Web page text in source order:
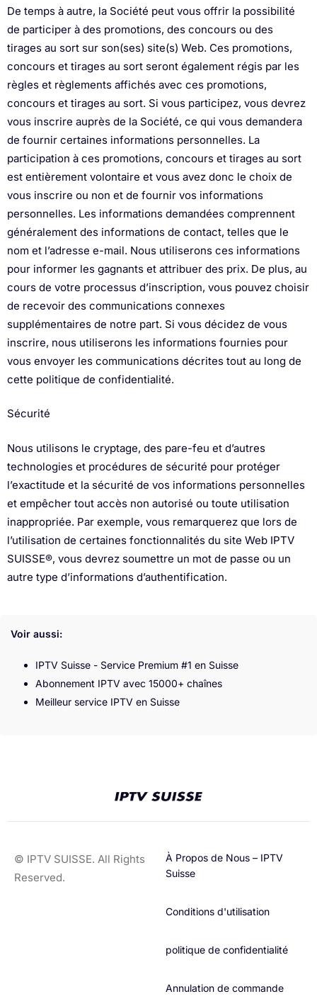
De temps à autre, la Société peut vous offrir la possibilité
de participer à des promotions, des concours ou des
tirages au sort sur son(ses) site(s) Web. Ces promotions,
concours et tirages au sort seront également régis par les
règles et règlements affichés avec ces promotions,
concours et tirages au sort. Si vous participez, vous devrez
vous inscrire auprès de la Société, ce qui vous demandera
de fournir certaines informations personnelles. La
participation à ces promotions, concours et tirages au sort
est entièrement volontaire et vous avez donc le choix de
vous inscrire ou non et de fournir vos informations
personnelles. Les informations demandées comprennent
généralement des informations de contact, telles que le
nom et l’adresse e-mail. Nous utiliserons ces informations
pour informer les gagnants et attribuer des prix. De plus, au
cours de votre processus d’inscription, vous pouvez choisir
de recevoir des communications connexes
supplémentaires de notre part. Si vous décidez de vous
inscrire, nous utiliserons les informations fournies pour
vous envoyer les communications décrites tout au long de
cette politique de confidentialité.
Sécurité
Nous utilisons le cryptage, des pare-feu et d’autres
technologies et procédures de sécurité pour protéger
l’exactitude et la sécurité de vos informations personnelles
et empêcher tout accès non autorisé ou toute utilisation
inappropriée. Par exemple, vous remarquerez que lors de
l’utilisation de certaines fonctionnalités du site Web IPTV
SUISSE®, vous devrez soumettre un mot de passe ou un
autre type d’informations d’authentification.
Voir aussi:
IPTV Suisse - Service Premium #1 en Suisse
Abonnement IPTV avec 15000+ chaînes
Meilleur service IPTV en Suisse
© IPTV SUISSE. All Rights
Reserved.
À Propos de Nous – IPTV
Suisse
Conditions d'utilisation​
politique de confidentialité
Annulation de commande